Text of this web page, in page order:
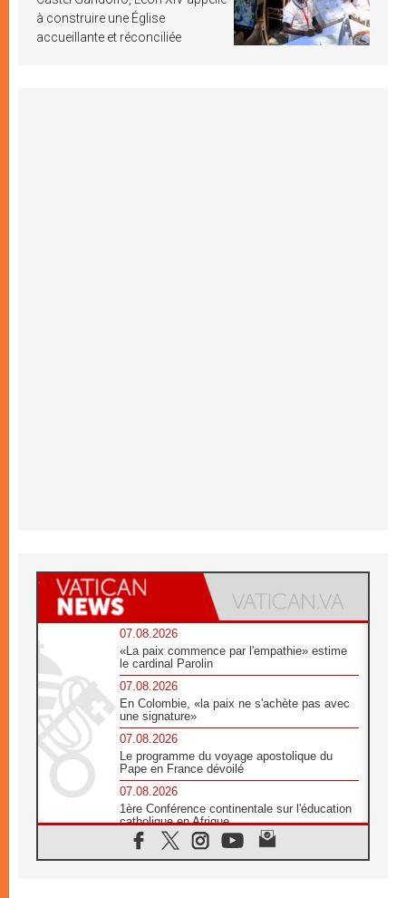
à construire une Église
accueillante et réconciliée
07.08.2026
«La paix commence par l'empathie» estime
le cardinal Parolin
07.08.2026
En Colombie, «la paix ne s'achète pas avec
une signature»
07.08.2026
Le programme du voyage apostolique du
Pape en France dévoilé
07.08.2026
1ère Conférence continentale sur l'éducation
catholique en Afrique
07.08.2026
Un logo symbolique pour la venue du Pape